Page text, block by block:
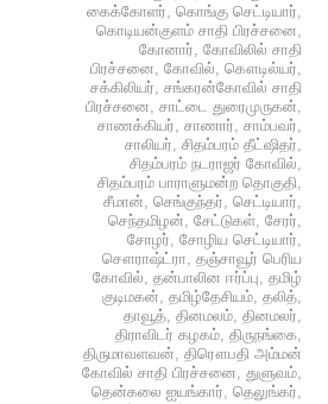
கைக்கோளர், கொங்கு செட்டியார்,
கொடியன்குளம் சாதி பிரச்சனை,
கோனார், கோவிலில் சாதி
பிரச்சனை, கோவில், கௌடில்யர்,
சக்கிலியர், சங்கரன்கோவில் சாதி
பிரச்சனை, சாட்டை துரைமுருகன்,
சாணக்கியர், சாணார், சாம்பவர்,
சாலியர், சிதம்பரம் தீட்ஷிதர்,
சிதம்பரம் நடராஜர் கோவில்,
சிதம்பரம் பாராளுமன்ற தொகுதி,
சீமான், செங்குந்தர், செட்டியார்,
செந்தமிழன், சேட்டுகள், சேரர்,
சோழர், சோழிய செட்டியார்,
சௌராஷ்ட்ரா, தஞ்சாவூர் பெரிய
கோவில், தன்பாலின ஈர்ப்பு, தமிழ்
குடிமகன், தமிழ்தேசியம், தலித்,
தாவூத், தினமலம், தினமலர்,
திராவிடர் கழகம், திருநங்கை,
திருமாவளவன், திரௌபதி அம்மன்
கோவில் சாதி பிரச்சனை, துளுவம்,
தென்கலை ஐயங்கார், தெலுங்கர்,